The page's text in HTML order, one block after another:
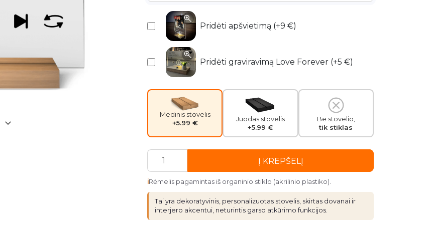
Pridėti apšvietimą (+9 €)
Pridėti graviravimą Love Forever (+5 €)
Medinis stovelis
+5.99 €
Juodas stovelis
+5.99 €
Be stovelio,
tik stiklas
produkto
Spotify
daina
Foto
Į KREPŠELĮ
Rėmelis pagamintas iš organinio stiklo (akrilinio plastiko).
Tai yra dekoratyvinis, personalizuotas stovelis, skirtas dovanai ir
interjero akcentui, neturintis garso atkūrimo funkcijos.